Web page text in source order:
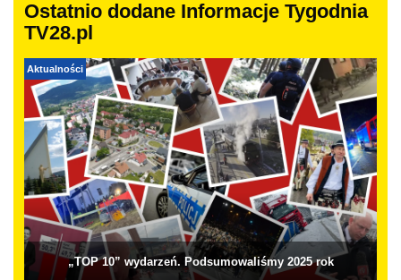
Ostatnio dodane Informacje Tygodnia
TV28.pl
Aktualności
„TOP 10” wydarzeń. Podsumowaliśmy 2025 rok